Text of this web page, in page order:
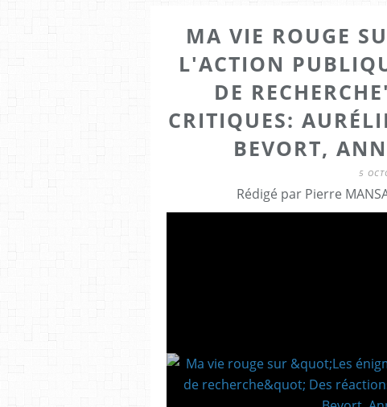
MA VIE ROUGE
L'ACTION
DE
CRITIQUES:
BEVORT,
5
Rédigé par Pierre